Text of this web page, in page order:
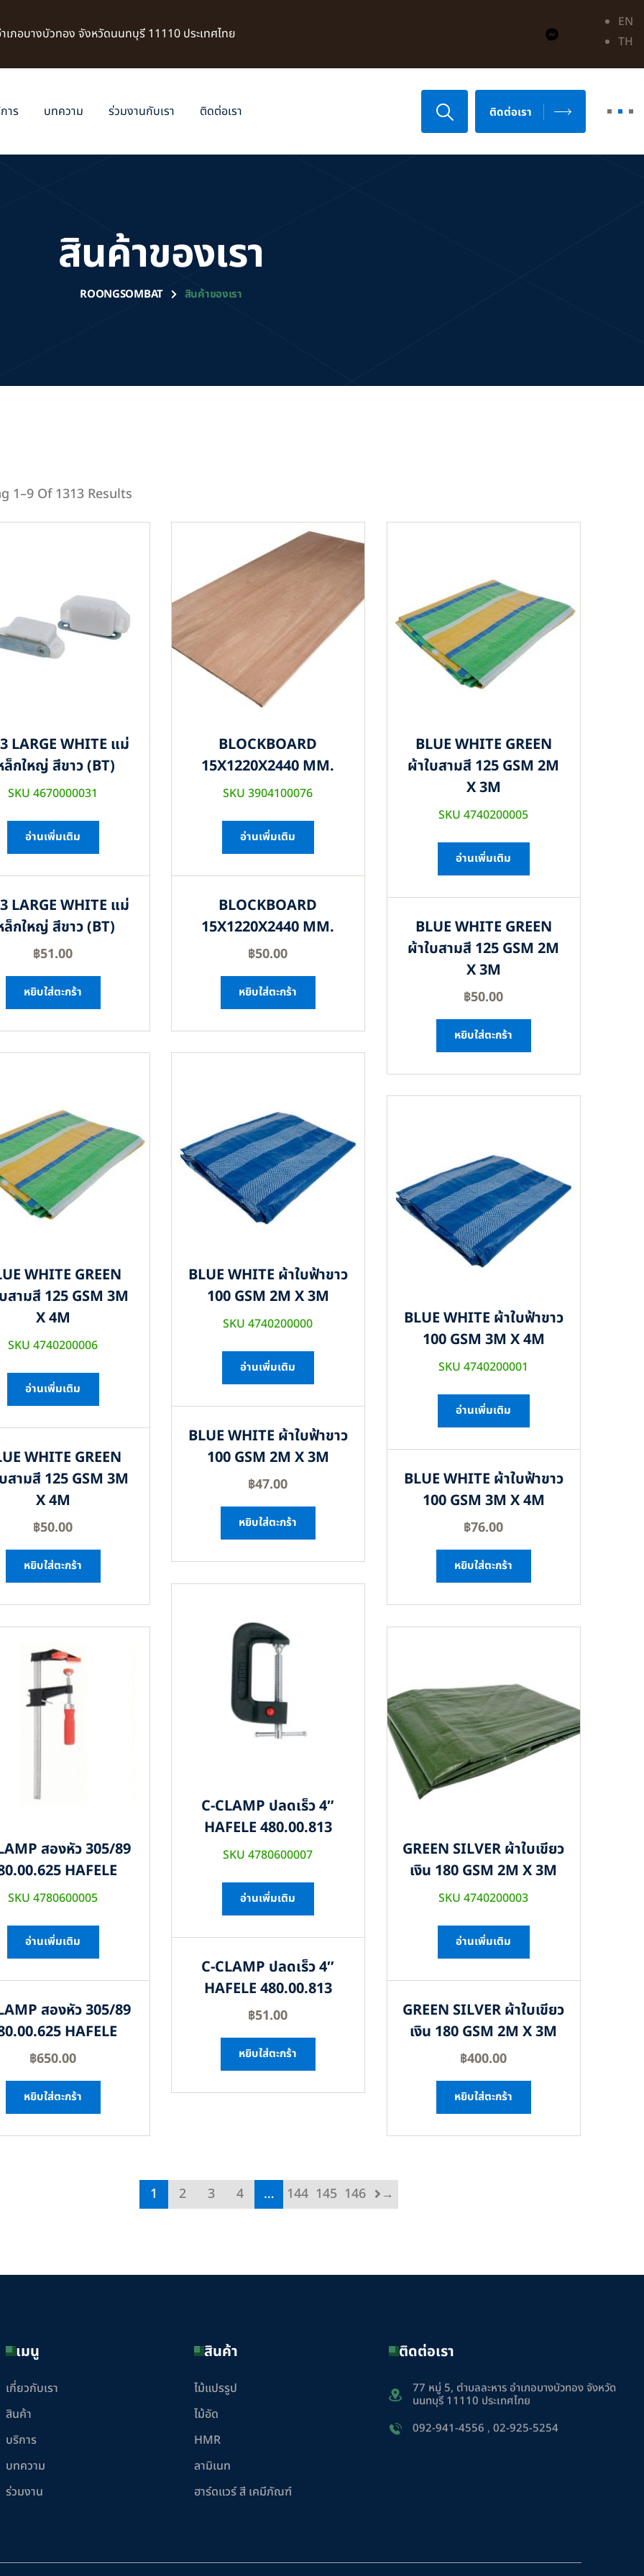
เภอบางบัวทอง จังหวัดนนทบุรี 11110 ประเทศไทย
EN
TH
าร บทความ ร่วมงานกับเรา ติดต่อเรา ติดต่อเรา
สินค้าของเรา
ROONGSOMBAT สินค้าของเรา
1–9 Of 1313 Results
LARGE WHITE แม่
ล็กใหญ่ สีขาว (BT)
SKU 4670000031
อ่านเพิ่มเติม
LARGE WHITE แม่
ล็กใหญ่ สีขาว (BT)
฿51.00
หยิบใส่ตะกร้า
BLOCKBOARD
15X1220X2440 MM.
SKU 3904100076
อ่านเพิ่มเติม
BLOCKBOARD
15X1220X2440 MM.
฿50.00
หยิบใส่ตะกร้า
BLUE WHITE GREEN
ผ้าใบสามสี 125 GSM 2M
X 3M
SKU 4740200005
อ่านเพิ่มเติม
BLUE WHITE GREEN
ผ้าใบสามสี 125 GSM 2M
X 3M
฿50.00
หยิบใส่ตะกร้า
WHITE GREEN
สามสี 125 GSM 3M
X 4M
SKU 4740200006
อ่านเพิ่มเติม
WHITE GREEN
สามสี 125 GSM 3M
X 4M
฿50.00
หยิบใส่ตะกร้า
BLUE WHITE ผ้าใบฟ้าขาว
100 GSM 2M X 3M
SKU 4740200000
อ่านเพิ่มเติม
BLUE WHITE ผ้าใบฟ้าขาว
100 GSM 2M X 3M
฿47.00
หยิบใส่ตะกร้า
BLUE WHITE ผ้าใบฟ้าขาว
100 GSM 3M X 4M
SKU 4740200001
อ่านเพิ่มเติม
BLUE WHITE ผ้าใบฟ้าขาว
100 GSM 3M X 4M
฿76.00
หยิบใส่ตะกร้า
C-CLAMP ปลดเร็ว 4″
HAFELE 480.00.813
SKU 4780600007
อ่านเพิ่มเติม
C-CLAMP ปลดเร็ว 4″
HAFELE 480.00.813
฿51.00
หยิบใส่ตะกร้า
สองหัว 305/89
HAFELE
SKU 4780600005
อ่านเพิ่มเติม
สองหัว 305/89
HAFELE
฿650.00
หยิบใส่ตะกร้า
GREEN SILVER ผ้าใบเขียว
เงิน 180 GSM 2M X 3M
SKU 4740200003
อ่านเพิ่มเติม
GREEN SILVER ผ้าใบเขียว
เงิน 180 GSM 2M X 3M
฿400.00
หยิบใส่ตะกร้า
1 2 3 4 … 144 145 146 →
เมนู
เกี่ยวกับเรา
สินค้า
บริการ
บทความ
ร่วมงาน
สินค้า
ไม้แปรรูป
ไม้อัด
HMR
ลามิเนท
ฮาร์ดแวร์ สี เคมีภัณฑ์
ติดต่อเรา
77 หมู่ 5, ตำบลละหาร อำเภอบางบัวทอง จังหวัด
นนทบุรี 11110 ประเทศไทย
092-941-4556 ,02-925-5254